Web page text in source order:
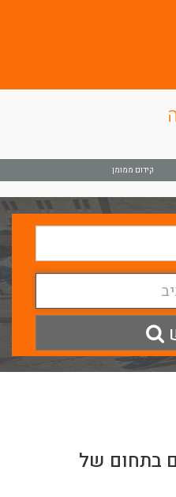
קידום ממומן
בתחום של